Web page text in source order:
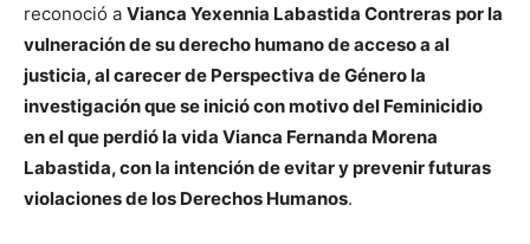
reconoció a Vianca Yexennia Labastida Contreras por la
vulneración de su derecho humano de acceso a al
justicia, al carecer de Perspectiva de Género la
investigación que se inició con motivo del Feminicidio
en el que perdió la vida Vianca Fernanda Morena
Labastida, con la intención de evitar y prevenir futuras
violaciones de los Derechos Humanos.